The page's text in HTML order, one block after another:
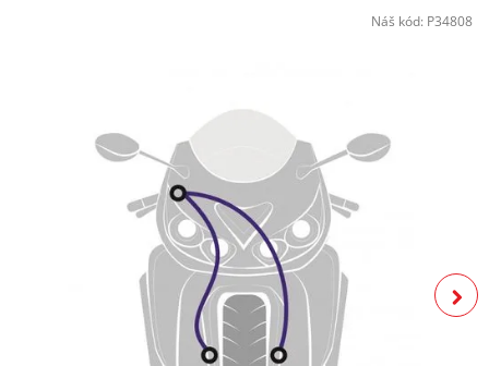
Náš kód: P34808